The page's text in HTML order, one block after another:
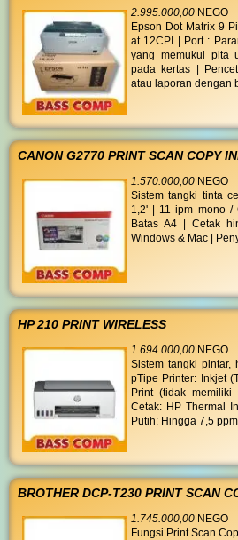
2.995.000,00 NEGO
Epson Dot Matrix 9
at 12CPI | Port :
yang memukul pita
pada kertas |
atau laporan dengan
CANON G2770 PRINT SCAN COPY
1.570.000,00 NEGO
Sistem tangki tinta
1,2' | 11 ipm mono /
Batas A4 | Cetak
Windows & Mac |
HP 210 PRINT WIRELESS
1.694.000,00 NEGO
Sistem tangki
pTipe Printer: Inkjet
Print (tidak
Cetak: HP Thermal
Putih: Hingga 7,5
BROTHER DCP-T230 PRINT SCAN
1.745.000,00 NEGO
Fungsi Print Scan